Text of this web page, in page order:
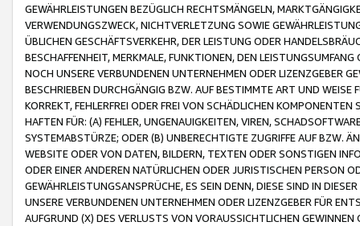
GEWÄHRLEISTUNGEN BEZÜGLICH RECHTSMÄNGELN,
VERWENDUNGSZWECK, NICHTVERLETZUNG SOWIE
ÜBLICHEN GESCHÄFTSVERKEHR, DER LEISTUNG ODER
BESCHAFFENHEIT, MERKMALE, FUNKTIONEN, DEN
NOCH UNSERE VERBUNDENEN UNTERNEHMEN ODER LIZENZGEBER
BESCHRIEBEN DURCHGÄNGIG BZW. AUF BESTIMMTE ART UND
KORREKT, FEHLERFREI ODER FREI VON SCHÄDLICHEN
HAFTEN FÜR: (A) FEHLER, UNGENAUIGKEITEN, VIREN,
SYSTEMABSTÜRZE; ODER (B) UNBERECHTIGTE ZUGRIFFE AUF BZW.
WEBSITE ODER VON DATEN, BILDERN, TEXTEN ODER SONSTIGEN
ODER EINER ANDEREN NATÜRLICHEN ODER JURISTISCHEN PERSON
GEWÄHRLEISTUNGSANSPRÜCHE, ES SEIN DENN, DIESE SIND IN
UNSERE VERBUNDENEN UNTERNEHMEN ODER LIZENZGEBER FÜR
AUFGRUND (X) DES VERLUSTS VON VORAUSSICHTLICHEN